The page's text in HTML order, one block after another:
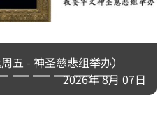
五 - 神圣慈悲组举办）
2026年 8月 07日